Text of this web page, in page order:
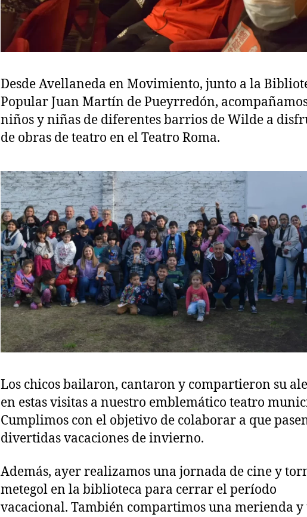
Desde Avellaneda en Movimiento, junto a la
Popular Juan Martín de Pueyrredón,
niños y niñas de diferentes barrios de Wilde a
de obras de teatro en el Teatro Roma.
Los chicos bailaron, cantaron y compartieron su
en estas visitas a nuestro emblemático teatro
Cumplimos con el objetivo de colaborar a que
divertidas vacaciones de invierno.
Además, ayer realizamos una jornada de cine y
metegol en la biblioteca para cerrar el período
vacacional. También compartimos una merienda y